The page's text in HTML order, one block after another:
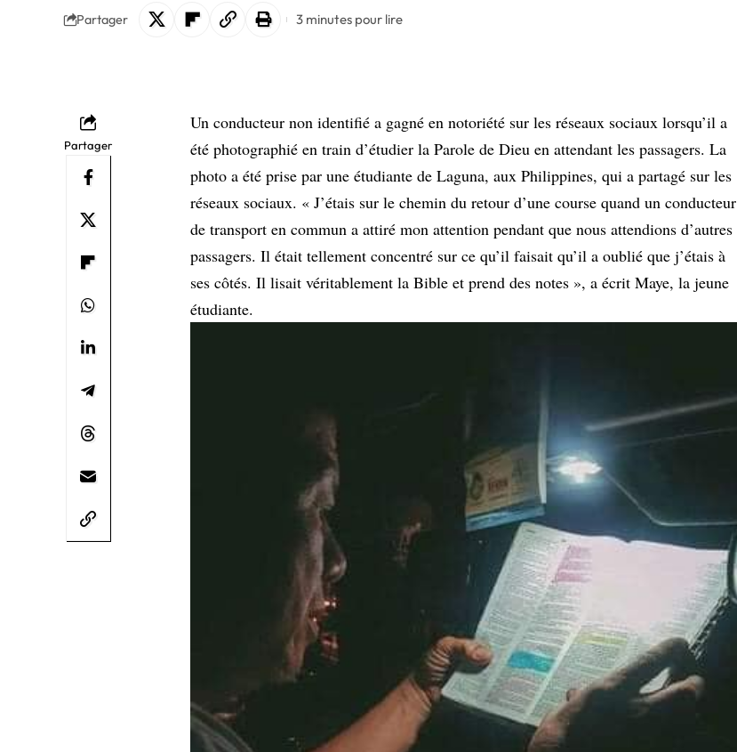
Partager 3 minutes pour lire
Partager
Un conducteur non identifié a gagné en notoriété sur les réseaux sociaux lorsqu’il a
été photographié en train d’étudier la Parole de Dieu en attendant les passagers. La
photo a été prise par une étudiante de Laguna, aux Philippines, qui a partagé sur les
réseaux sociaux. « J’étais sur le chemin du retour d’une course quand un conducteur
de transport en commun a attiré mon attention pendant que nous attendions d’autres
passagers. Il était tellement concentré sur ce qu’il faisait qu’il a oublié que j’étais à
ses côtés. Il lisait véritablement la Bible et prend des notes », a écrit Maye, la jeune
étudiante.